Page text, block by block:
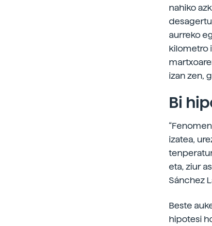
nahiko
aurreko
kilometro
izan zen,
Bi
izatea,
eta, ziur
Sánchez
Beste
hipotesi